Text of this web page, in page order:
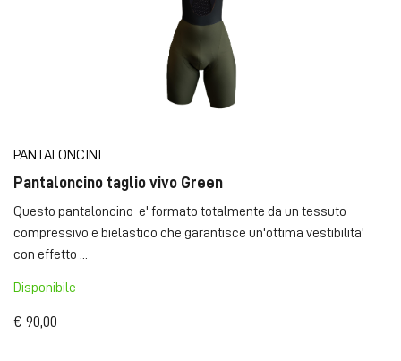
PANTALONCINI
Pantaloncino taglio vivo Green
Questo pantaloncino e' formato totalmente da un tessuto
compressivo e bielastico che garantisce un'ottima vestibilita'
con effetto ...
Disponibile
€ 90,00